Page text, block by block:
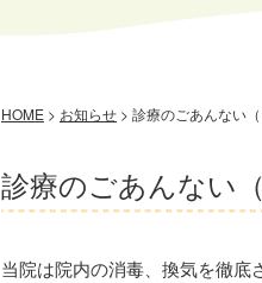
HOME > お知らせ > 診療のごあんない（
診療のごあんない
当院は院内の消毒、換気を徹底